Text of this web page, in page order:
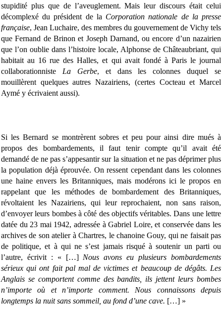
stupidité plus que de l’aveuglement. Mais leur discours était celui
décomplexé du président de la Corporation nationale de la presse
française, Jean Luchaire, des membres du gouvernement de Vichy tels
que Fernand de Brinon et Joseph Darnand, ou encore d’un nazairien
que l’on oublie dans l’histoire locale, Alphonse de Châteaubriant, qui
habitait au 16 rue des Halles, et qui avait fondé à Paris le journal
collaborationniste La Gerbe, et dans les colonnes duquel se
mouillèrent quelques autres Nazairiens, (certes Cocteau et Marcel
Aymé y écrivaient aussi).
Si les Bernard se montrèrent sobres et peu pour ainsi dire mués à
propos des bombardements, il faut tenir compte qu’il avait été
demandé de ne pas s’appesantir sur la situation et ne pas déprimer plus
la population déjà éprouvée. On ressent cependant dans les colonnes
une haine envers les Britanniques, mais modérons ici le propos en
rappelant que les méthodes de bombardement des Britanniques,
révoltaient les Nazairiens, qui leur reprochaient, non sans raison,
d’envoyer leurs bombes à côté des objectifs véritables. Dans une lettre
datée du 23 mai 1942, adressée à Gabriel Loire, et conservée dans les
archives de son atelier à Chartres, le chanoine Gouy, qui ne faisait pas
de politique, et à qui ne s’est jamais risqué à soutenir un parti ou
l’autre, écrivit : « […] Nous avons eu plusieurs bombardements
sérieux qui ont fait pal mal de victimes et beaucoup de dégâts. Les
Anglais se comportent comme des bandits, ils jettent leurs bombes
n’importe où et n’importe comment. Nous connaissons depuis
longtemps la nuit sans sommeil, au fond d’une cave. […] »